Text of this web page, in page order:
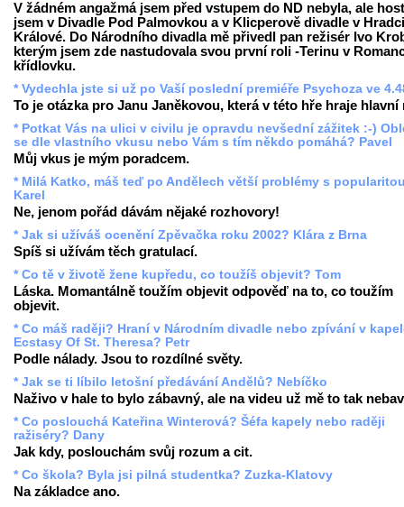
V žádném angažmá jsem před vstupem do ND nebyla, ale
jsem v Divadle Pod Palmovkou a v Klicperově divadle v Hradci
Králové. Do Národního divadla mě přivedl pan režisér Ivo
kterým jsem zde nastudovala svou první roli -Terinu v
křídlovku.
* Vydechla jste si už po Vaší poslední premiéře Psychoza ve
To je otázka pro Janu Janěkovou, která v této hře hraje hlavní
* Potkat Vás na ulici v civilu je opravdu nevšední zážitek :-)
se dle vlastního vkusu nebo Vám s tím někdo pomáhá? Pavel
Můj vkus je mým poradcem.
* Milá Katko, máš teď po Andělech větší problémy s
Karel
Ne, jenom pořád dávám nějaké rozhovory!
* Jak si užíváš ocenění Zpěvačka roku 2002? Klára z Brna
Spíš si užívám těch gratulací.
* Co tě v životě žene kupředu, co toužíš objevit? Tom
Láska. Momantálně toužím objevit odpověď na to, co toužím
objevit.
* Co máš raději? Hraní v Národním divadle nebo zpívání v
Ecstasy Of St. Theresa? Petr
Podle nálady. Jsou to rozdílné světy.
* Jak se ti líbilo letošní předávání Andělů? Nebíčko
Naživo v hale to bylo zábavný, ale na videu už mě to tak
* Co poslouchá Kateřina Winterová? Šéfa kapely nebo raději
ražiséry? Dany
Jak kdy, poslouchám svůj rozum a cit.
* Co škola? Byla jsi pilná studentka? Zuzka-Klatovy
Na základce ano.